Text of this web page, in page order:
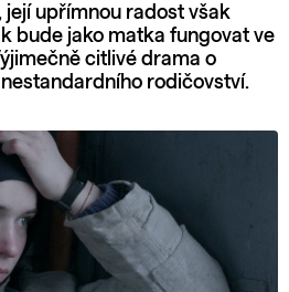
její upřímnou radost však
bude jako matka fungovat ve
citlivé drama o
rodičovství.